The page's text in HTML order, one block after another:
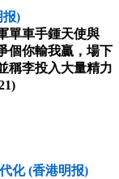
报)
單車手鍾天使與
個你輸我贏，場下
稱李投入大量精力
化 (香港明报)